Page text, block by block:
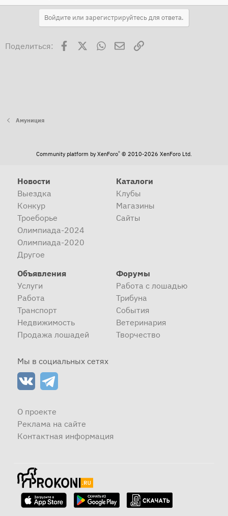
Войдите или зарегистрируйтесь для ответа.
Поделиться: Facebook WhatsAppЭлектронная почта
Ссылка
Амуниция
Community platform by XenForo® © 2010-2026 XenForo Ltd.
Новости
Выездка
Конкур
Троеборье
Олимпиада-2024
Олимпиада-2020
Другое
Каталоги
Клубы
Магазины
Сайты
Объявления
Услуги
Работа
Транспорт
Недвижимость
Продажа лошадей
Форумы
Работа с лошадью
Трибуна
События
Ветеринария
Творчество
Мы в социальных сетях
О проекте
Реклама на сайте
Контактная информация